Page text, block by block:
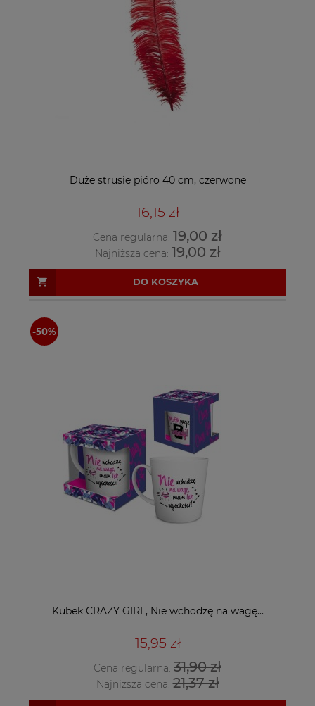
Duże strusie pióro 40 cm, czerwone
16,15 zł
Cena regularna: 19,00 zł
Najniższa cena:19,00 zł
DO KOSZYKA
Kubek CRAZY GIRL, Nie wchodzę na wagę...
15,95 zł
Cena regularna: 31,90 zł
Najniższa cena:21,37 zł